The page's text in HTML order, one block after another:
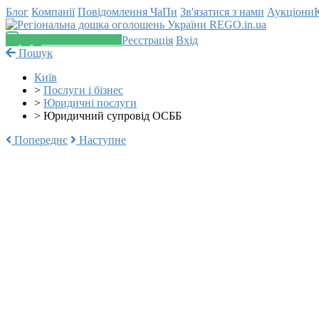
Блог Компанії Повідомлення ЧаПи Зв'язатися з нами Аукціони
Реєстрація Вхід
Пошук
Київ
> Послуги і бізнес
> Юридичні послуги
> Юридичний супровід ОСББ
Попереднє
Наступне